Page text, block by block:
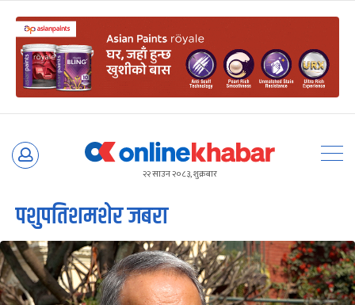
Skip
२२ साउन २०८३, शुक्रबार
पशुपतिशमशेर जबरा